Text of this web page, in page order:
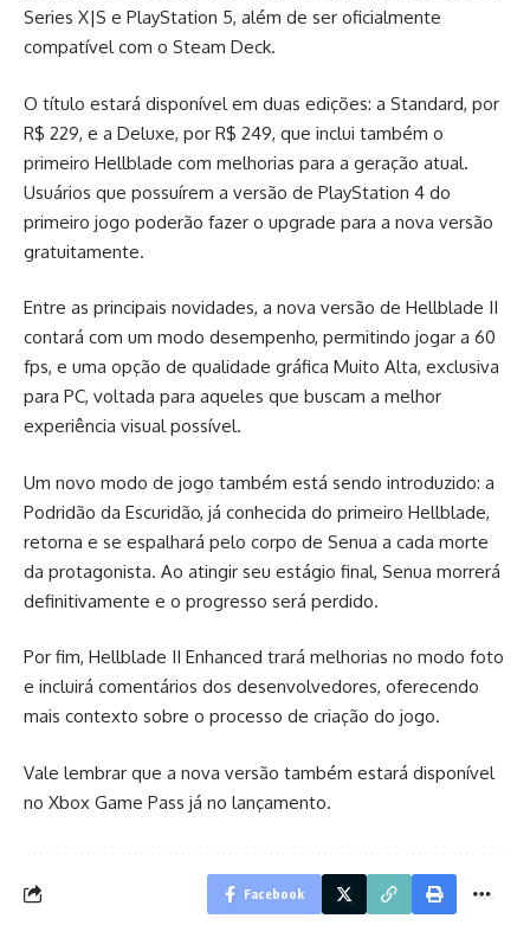
Series X|S e PlayStation 5, além de ser oficialmente
compatível com o Steam Deck.
O título estará disponível em duas edições: a Standard, por
R$ 229, e a Deluxe, por R$ 249, que inclui também o
primeiro Hellblade com melhorias para a geração atual.
Usuários que possuírem a versão de PlayStation 4 do
primeiro jogo poderão fazer o upgrade para a nova versão
gratuitamente.
Entre as principais novidades, a nova versão de Hellblade II
contará com um modo desempenho, permitindo jogar a 60
fps, e uma opção de qualidade gráfica Muito Alta, exclusiva
para PC, voltada para aqueles que buscam a melhor
experiência visual possível.
Um novo modo de jogo também está sendo introduzido: a
Podridão da Escuridão, já conhecida do primeiro Hellblade,
retorna e se espalhará pelo corpo de Senua a cada morte
da protagonista. Ao atingir seu estágio final, Senua morrerá
definitivamente e o progresso será perdido.
Por fim, Hellblade II Enhanced trará melhorias no modo foto
e incluirá comentários dos desenvolvedores, oferecendo
mais contexto sobre o processo de criação do jogo.
Vale lembrar que a nova versão também estará disponível
no Xbox Game Pass já no lançamento.
Facebook